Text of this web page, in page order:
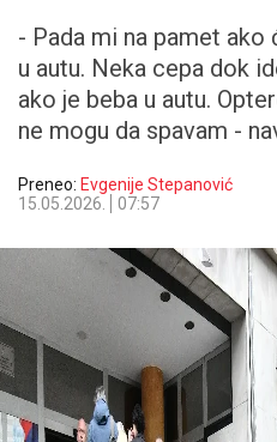
- Pada mi na pamet ako
u autu. Neka cepa dok
ako je beba u autu.
ne mogu da spavam -
Preneo: Evgenije Stepanović
15.05.2026.
07:57